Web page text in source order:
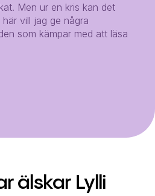
Men ur en kris kan det
vill jag ge några
som kämpar med att läsa
älskar Lylli